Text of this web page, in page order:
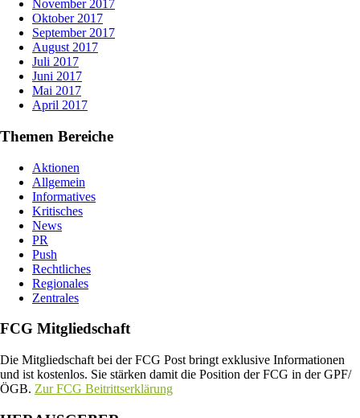
November 2017
Oktober 2017
September 2017
August 2017
Juli 2017
Juni 2017
Mai 2017
April 2017
Themen Bereiche
Aktionen
Allgemein
Informatives
Kritisches
News
PR
Push
Rechtliches
Regionales
Zentrales
FCG Mitgliedschaft
Die Mitgliedschaft bei der FCG Post bringt exklusive Informationen
und ist kostenlos. Sie stärken damit die Position der FCG in der GPF/
ÖGB. Zur FCG Beitrittserklärung